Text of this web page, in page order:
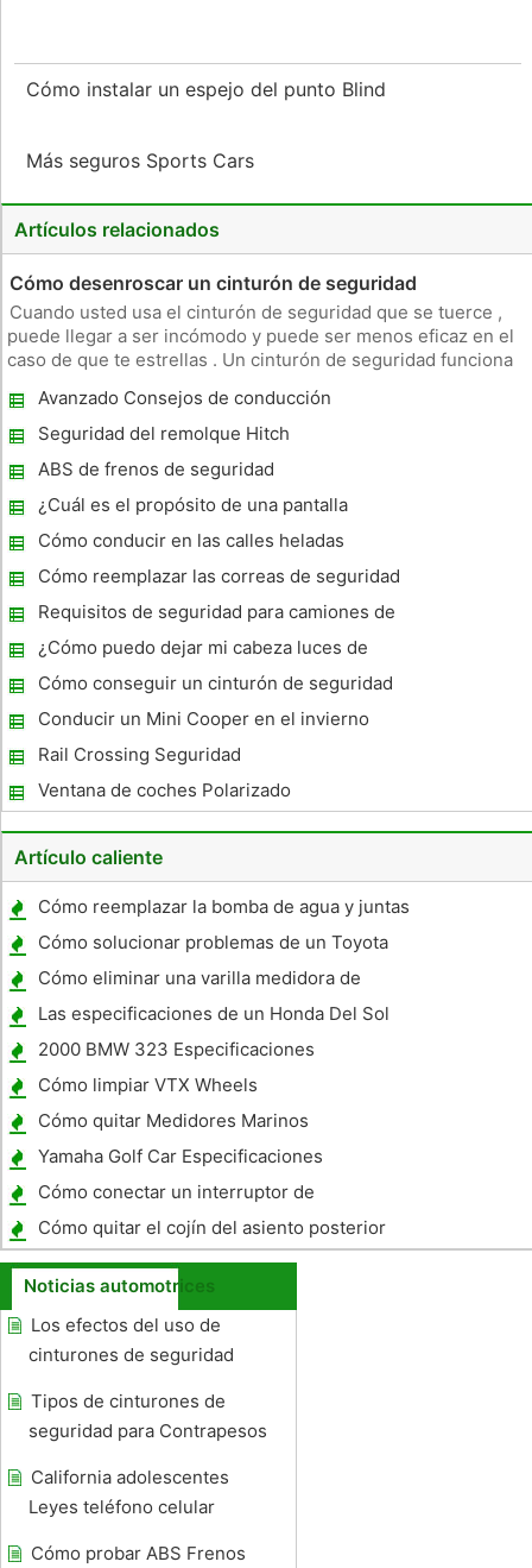
Cómo instalar un espejo del punto Blind
Más seguros Sports Cars
Artículos relacionados
Cómo desenroscar un cinturón de seguridad
Cuando usted usa el cinturón de seguridad que se tuerce ,
puede llegar a ser incómodo y puede ser menos eficaz en el
caso de que te estrellas . Un cinturón de seguridad funciona
través de la cadera y, posiblemente, la caja torácica , en fun
Avanzado Consejos de conducción
defensiva
Seguridad del remolque Hitch
ABS de frenos de seguridad
¿Cuál es el propósito de una pantalla
térmica en un coche
Cómo conducir en las calles heladas
Cómo reemplazar las correas de seguridad
para niños
Requisitos de seguridad para camiones de
remolque en Colorado
¿Cómo puedo dejar mi cabeza luces de
parpadear ?
Cómo conseguir un cinturón de seguridad
Destrabar
Conducir un Mini Cooper en el invierno
Rail Crossing Seguridad
Ventana de coches Polarizado
Restricciones
Artículo caliente
Cómo reemplazar la bomba de agua y juntas
para mi '88 F-150
Cómo solucionar problemas de un Toyota
22RE sensor de posición del acelerador 92
Cómo eliminar una varilla medidora de
aceite roto de un motor
Las especificaciones de un Honda Del Sol
2000 BMW 323 Especificaciones
Cómo limpiar VTX Wheels
Cómo quitar Medidores Marinos
Yamaha Golf Car Especificaciones
Cómo conectar un interruptor de
desconexión de la batería
Cómo quitar el cojín del asiento posterior
de un Sonata 2007
Noticias automotrices
Los efectos del uso de
cinturones de seguridad
Tipos de cinturones de
seguridad para Contrapesos
California adolescentes
Leyes teléfono celular
Cómo probar ABS Frenos